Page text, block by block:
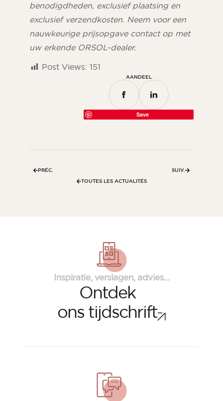
benodigdheden, exclusief plaatsing en
exclusief verzendkosten. Neem voor een
nauwkeurige prijsopgave contact op met
uw erkende ORSOL-dealer.
Post Views: 151
AANDEEL
Save
TOUTES LES ACTUALITÉS
PRÉC. SUIV.
Inspiratie, verslagen, advies...
Ontdek
ons tijdschrift